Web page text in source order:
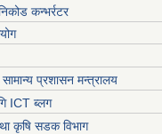
कन्भर्रटर
प्रशासन मन्त्रालय
ICT ब्लग
कृषि सडक विभाग